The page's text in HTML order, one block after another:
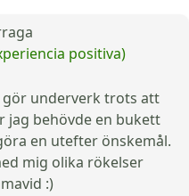
positiva)
gör underverk trots att
jag behövde en bukett
en utefter önskemål.
mig olika rökelser
:)